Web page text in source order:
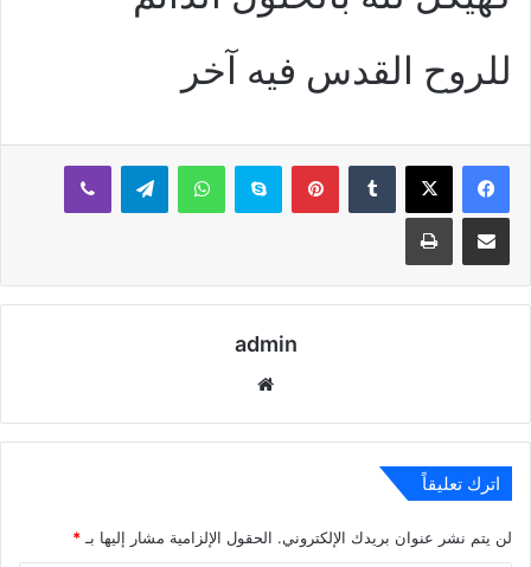
للروح القدس فيه آخر
بينتيريستسكايب واتساب تيلقرام ڤايبر
مشاركة عبر البريد طباعة
admin
اترك تعليقاً
لن يتم نشر عنوان بريدك الإلكتروني. الحقول الإلزامية مشار إليها بـ *